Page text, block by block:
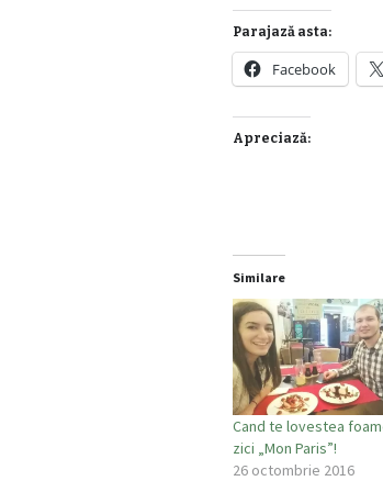
Parajază asta:
Facebook
Apreciază:
Similare
Cand te lovestea
zici „Mon Paris”!
26 octombrie 2016